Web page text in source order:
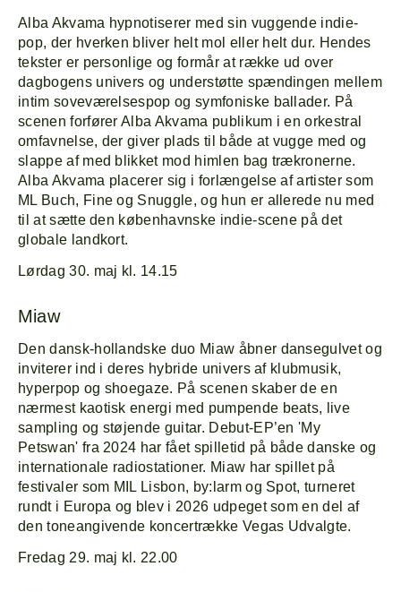
Alba Akvama hypnotiserer med sin vuggende indie-
pop, der hverken bliver helt mol eller helt dur. Hendes
tekster er personlige og formår at række ud over
dagbogens univers og understøtte spændingen mellem
intim soveværelsespop og symfoniske ballader. På
scenen forfører Alba Akvama publikum i en orkestral
omfavnelse, der giver plads til både at vugge med og
slappe af med blikket mod himlen bag trækronerne.
Alba Akvama placerer sig i forlængelse af artister som
ML Buch, Fine og Snuggle, og hun er allerede nu med
til at sætte den københavnske indie-scene på det
globale landkort.
Lørdag 30. maj kl. 14.15
Miaw
Den dansk-hollandske duo Miaw åbner dansegulvet og
inviterer ind i deres hybride univers af klubmusik,
hyperpop og shoegaze. På scenen skaber de en
nærmest kaotisk energi med pumpende beats, live
sampling og støjende guitar. Debut-EP’en 'My
Petswan' fra 2024 har fået spilletid på både danske og
internationale radiostationer. Miaw har spillet på
festivaler som MIL Lisbon, by:larm og Spot, turneret
rundt i Europa og blev i 2026 udpeget som en del af
den toneangivende koncertrække Vegas Udvalgte.
Fredag 29. maj kl. 22.00